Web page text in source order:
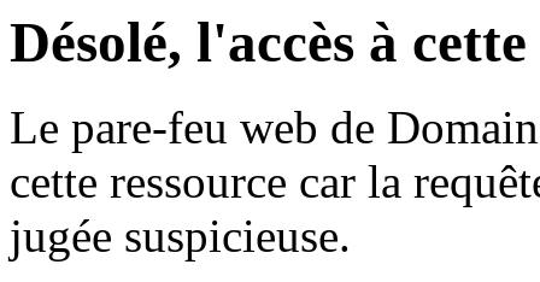
Désolé, l'accès à
Le pare-feu web de
cette ressource car la
jugée suspicieuse.